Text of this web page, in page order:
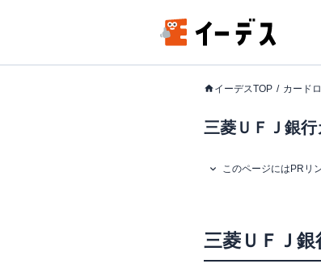
イーデスTOP カード
三菱ＵＦＪ銀
このページにはPRリ
三菱ＵＦＪ